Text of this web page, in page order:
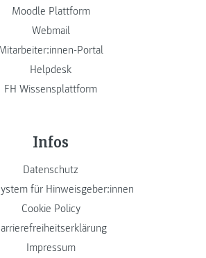
Moodle Plattform
Webmail
Portal
Helpdesk
FH Wissensplattform
Infos
Datenschutz
für Hinweisgeber:innen
Cookie Policy
Impressum